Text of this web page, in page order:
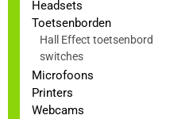
Headsets
Toetsenborden
Hall Effect toetsenbord
switches
Microfoons
Printers
Webcams